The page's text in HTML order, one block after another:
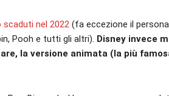
nel 2022 (fa eccezione il
Pooh e tutti gli altri). Disney invece
la versione animata (la più